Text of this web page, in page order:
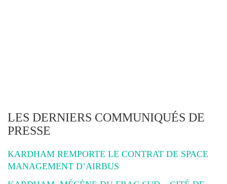
LES DERNIERS COMMUNIQUÉS DE
PRESSE
KARDHAM REMPORTE LE CONTRAT DE SPACE
MANAGEMENT D’AIRBUS